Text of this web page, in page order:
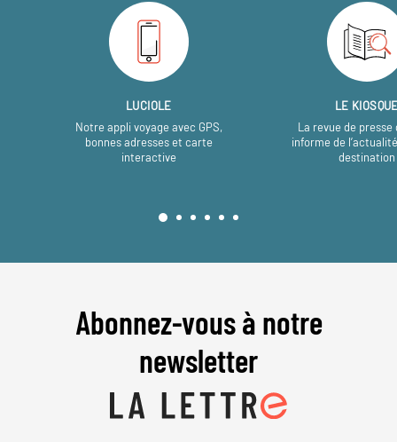
LUCIOLE
Notre appli voyage avec GPS,
bonnes adresses et carte
interactive
LE
La revue de presse
informe de
destination
Abonnez-vous à notre
newsletter